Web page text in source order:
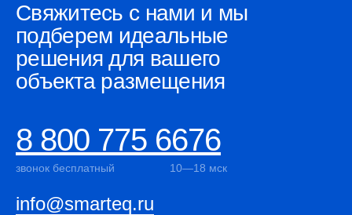
Свяжитесь с нами и мы
подберем идеальные
решения для вашего
объекта размещения
8 800 775 6676
звонок бесплатный 10—18 мск
info@smarteq.ru